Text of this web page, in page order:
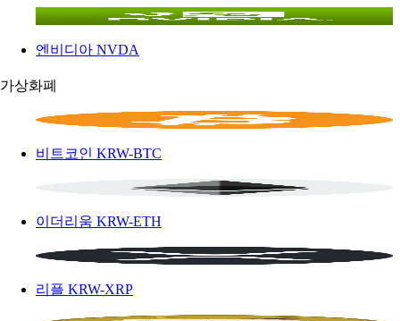
엔비디아 NVDA
가상화폐
비트코인 KRW-BTC
이더리움 KRW-ETH
리플 KRW-XRP